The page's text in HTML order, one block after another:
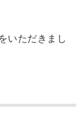
いただきまし